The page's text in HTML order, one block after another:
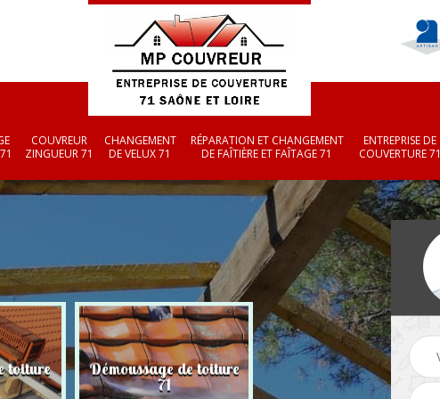
COUVREUR
ZINGUEUR 71
CHANGEMENT
DE VELUX 71
RÉPARATION ET CHANGEMENT
DE FAÎTIÈRE ET FAÎTAGE 71
ENTREPRISE DE
COUVERTURE 71
toiture Démoussage de toiture
71 Couvreur zingueur 71